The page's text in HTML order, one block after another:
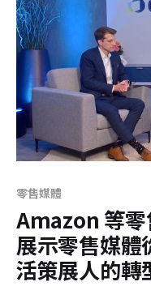
零售媒體
Amazon 等零
展示零售媒體
活策展人的轉